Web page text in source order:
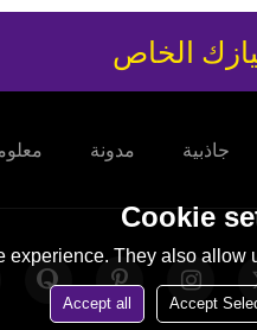
الخاص
جاذبية مدونة
Cookie
They also
Accept
Accept all